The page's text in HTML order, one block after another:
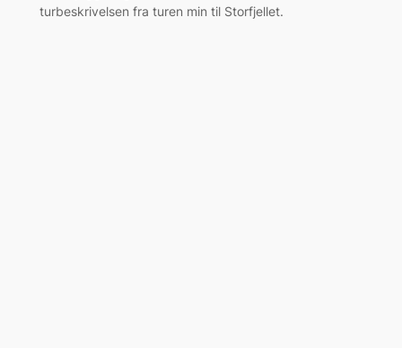
turbeskrivelsen fra turen min til Storfjellet.